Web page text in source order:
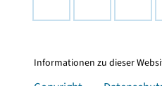
Informationen zu dieser